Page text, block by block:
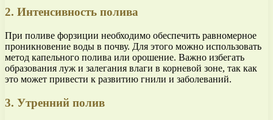
2. Интенсивность полива
При поливе форзиции необходимо обеспечить равномерное
проникновение воды в почву. Для этого можно использовать
метод капельного полива или орошение. Важно избегать
образования луж и залегания влаги в корневой зоне, так как
это может привести к развитию гнили и заболеваний.
3. Утренний полив